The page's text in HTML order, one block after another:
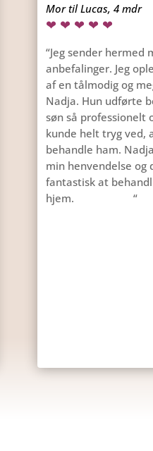
Mor til Lucas, 4 mdr
❤ ❤ ❤ ❤ ❤
“Jeg sender hermed
anbefalinger. Jeg
af en tålmodig og
Nadja. Hun udførte
søn så professionelt
kunde helt tryg ved,
behandle ham.
min henvendelse og
fantastisk at
hjem.
“